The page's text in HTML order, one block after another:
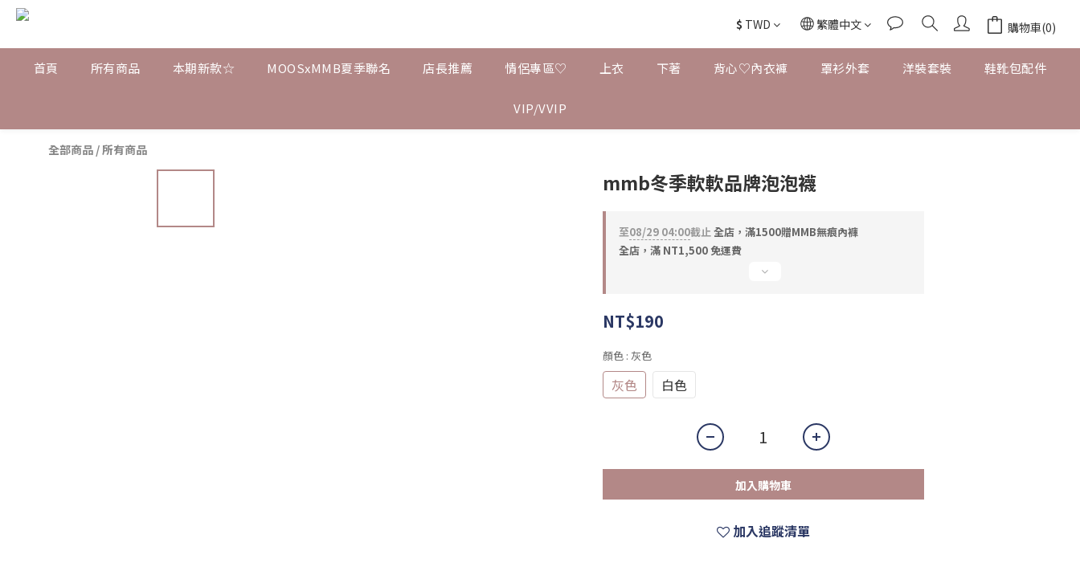
$ TWD 繁體中文 購物車(0)
首頁 所有商品 本期新款☆ MOOSxMMB夏季聯名 店長推薦 情侶專區♡ 上衣 下著 背心♡內衣褲 罩衫外套 洋裝套裝 鞋靴包配件
VIP/VVIP
全部商品 /所有商品
mmb冬季軟軟品牌泡泡襪
至08/29 04:00截止全店，滿1500贈MMB無痕內褲
全店，滿 NT1,500 免運費
NT$190
顏色 : 灰色
灰色 白色
加入購物車
加入追蹤清單